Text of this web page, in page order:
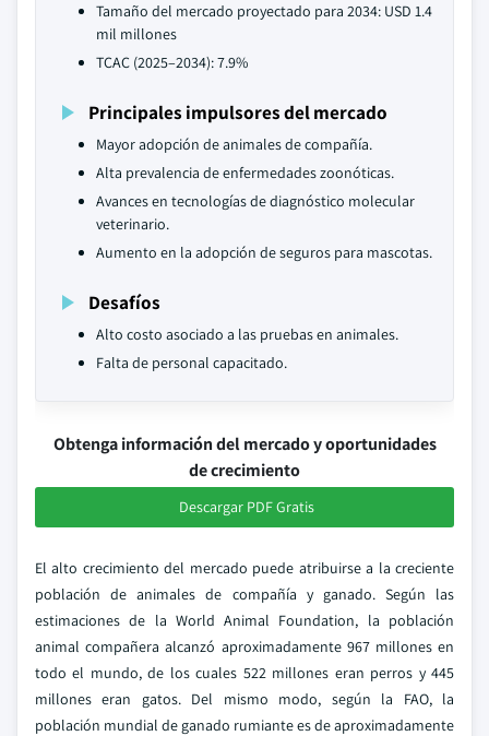
Tamaño del mercado proyectado para 2034: USD 1.4
mil millones
TCAC (2025–2034): 7.9%
Principales impulsores del mercado
Mayor adopción de animales de compañía.
Alta prevalencia de enfermedades zoonóticas.
Avances en tecnologías de diagnóstico molecular
veterinario.
Aumento en la adopción de seguros para mascotas.
Desafíos
Alto costo asociado a las pruebas en animales.
Falta de personal capacitado.
Obtenga información del mercado y oportunidades
de crecimiento
Descargar PDF Gratis
El alto crecimiento del mercado puede atribuirse a la creciente
población de animales de compañía y ganado. Según las
estimaciones de la World Animal Foundation, la población
animal compañera alcanzó aproximadamente 967 millones en
todo el mundo, de los cuales 522 millones eran perros y 445
millones eran gatos. Del mismo modo, según la FAO, la
población mundial de ganado rumiante es de aproximadamente